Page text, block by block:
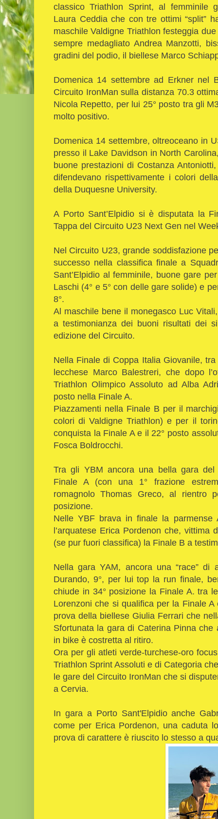
classico Triathlon Sprint, al femminile
Laura Ceddia che con tre ottimi “split”
maschile Valdigne Triathlon festeggia
sempre medagliato Andrea Manzotti,
gradini del podio, il biellese Marco
Domenica 14 settembre ad Erkner nel
Circuito IronMan sulla distanza 70.3
Nicola Repetto, per lui 25° posto tra gli
molto positivo.
Domenica 14 settembre, oltreoceano in
presso il Lake Davidson in North
buone prestazioni di Costanza
difendevano rispettivamente i colori
della Duquesne University.
A Porto Sant’Elpidio si è disputata la
Tappa del Circuito U23 Next Gen nel
Nel Circuito U23, grande soddisfazione
successo nella classifica finale a
Sant’Elpidio al femminile, buone gare
Laschi (4° e 5° con delle gare solide) e
8°.
Al maschile bene il monegasco Luc
a testimonianza dei buoni risultati dei
edizione del Circuito.
Nella Finale di Coppa Italia Giovanile,
lecchese Marco Balestreri, che dopo
Triathlon Olimpico Assoluto ad Alba
posto nella Finale A.
Piazzamenti nella Finale B per il
colori di Valdigne Triathlon) e per il
conquista la Finale A e il 22° posto
Fosca Boldrocchi.
Tra gli YBM ancora una bella gara del
Finale A (con una 1° frazione
romagnolo Thomas Greco, al rientro
posizione.
Nelle YBF brava in finale la parmense
l’arquatese Erica Pordenon che, vittima
(se pur fuori classifica) la Finale B a
Nella gara YAM, ancora una “race”
Durando, 9°, per lui top la run finale,
chiude in 34° posizione la Finale A. tra
Lorenzoni che si qualifica per la Finale
prova della biellese Giulia Ferrari che
Sfortunata la gara di Caterina Pinna
in bike è costretta al ritiro.
Ora per gli atleti verde-turchese-oro
Triathlon Sprint Assoluti e di Categoria
le gare del Circuito IronMan che si
a Cervia.
In gara a Porto Sant'Elpidio anche
come per Erica Pordenon, una caduta
prova di carattere è riuscito lo stesso a